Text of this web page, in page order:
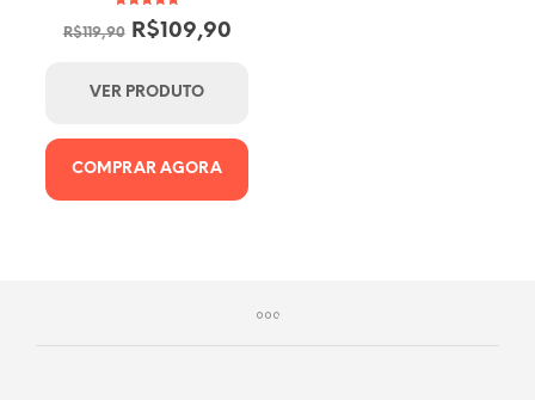
5.00
de 5
R$119,90
O
original
R$119,90.
R$109,90O
VER PRODUTO
COMPRAR AGORA